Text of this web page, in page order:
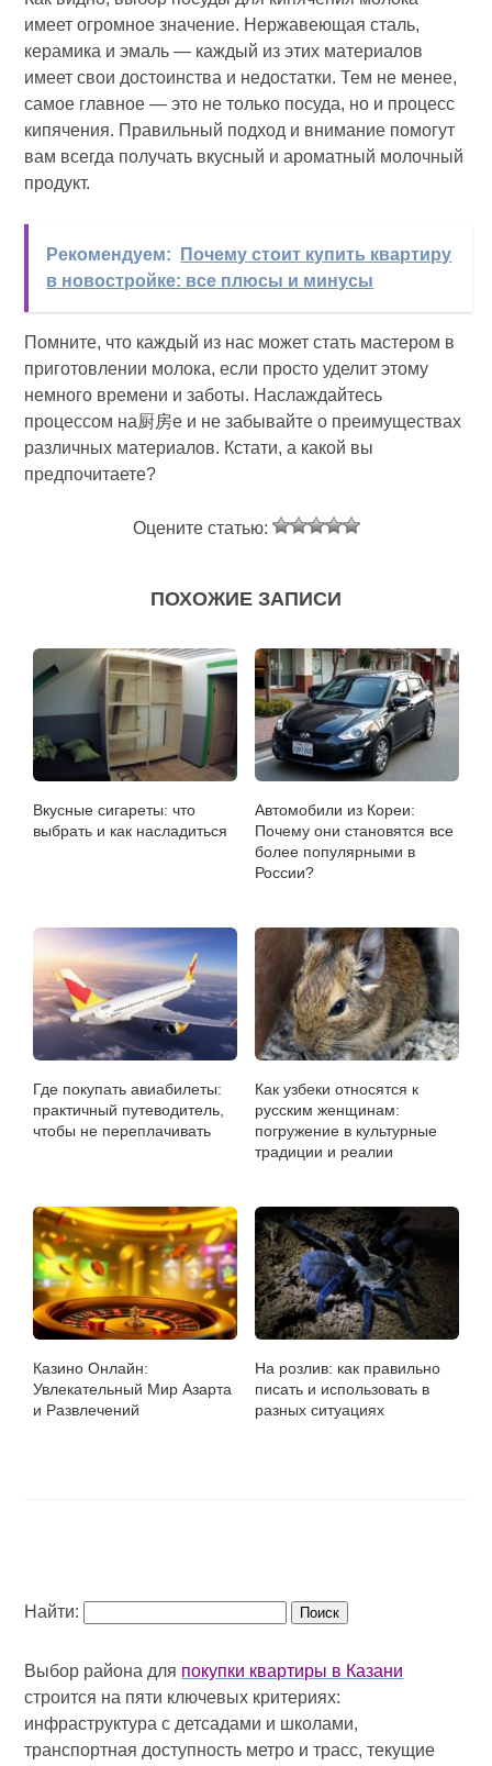
имеет огромное значение. Нержавеющая сталь,
керамика и эмаль — каждый из этих материалов
имеет свои достоинства и недостатки. Тем не менее,
самое главное — это не только посуда, но и процесс
кипячения. Правильный подход и внимание помогут
вам всегда получать вкусный и ароматный молочный
продукт.
Рекомендуем:
Почему стоит купить квартиру
в новостройке: все плюсы и минусы
Помните, что каждый из нас может стать мастером в
приготовлении молока, если просто уделит этому
немного времени и заботы. Наслаждайтесь
процессом на厨房е и не забывайте о преимуществах
различных материалов. Кстати, а какой вы
предпочитаете?
Оцените статью:
ПОХОЖИЕ ЗАПИСИ
Вкусные сигареты: что
выбрать и как насладиться
Автомобили из Кореи:
Почему они становятся все
более популярными в
России?
Где покупать авиабилеты:
практичный путеводитель,
чтобы не переплачивать
Как узбеки относятся к
русским женщинам:
погружение в культурные
традиции и реалии
Казино Онлайн:
Увлекательный Мир Азарта
и Развлечений
На розлив: как правильно
писать и использовать в
разных ситуациях
Найти:
Выбор района для покупки квартиры в Казани
строится на пяти ключевых критериях:
инфраструктура с детсадами и школами,
транспортная доступность метро и трасс, текущие